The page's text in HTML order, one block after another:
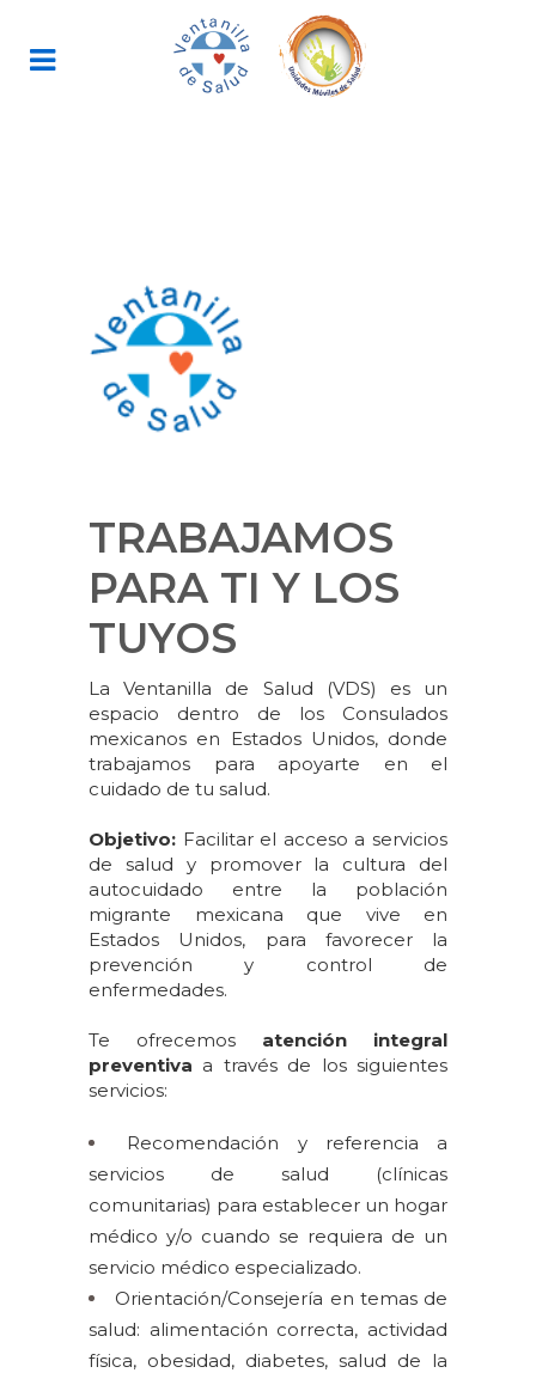
TRABAJAMOS
PARA TI Y LOS
TUYOS
La Ventanilla de Salud (VDS) es un
espacio dentro de los Consulados
mexicanos en Estados Unidos, donde
trabajamos para apoyarte en el
cuidado de tu salud.
Objetivo: Facilitar el acceso a servicios
de salud y promover la cultura del
autocuidado entre la población
migrante mexicana que vive en
Estados Unidos, para favorecer la
prevención y control de
enfermedades.
Te ofrecemos atención integral
preventiva a través de los siguientes
servicios:
Recomendación y referencia a
servicios de salud (clínicas
comunitarias) para establecer un hogar
médico y/o cuando se requiera de un
servicio médico especializado.
Orientación/Consejería en temas de
salud: alimentación correcta, actividad
física, obesidad, diabetes, salud de la